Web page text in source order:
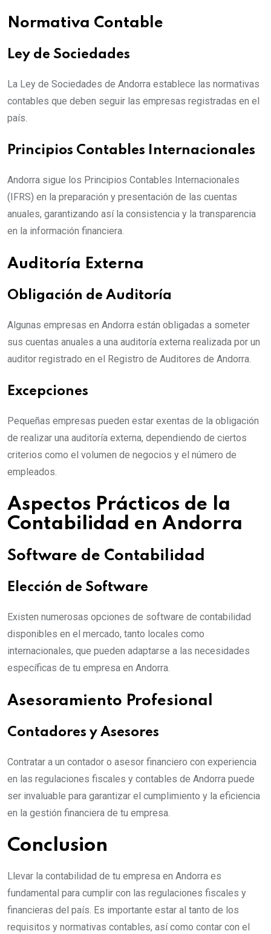
Normativa Contable
Ley de Sociedades
La Ley de Sociedades de Andorra establece las normativas
contables que deben seguir las empresas registradas en el
país.
Principios Contables Internacionales
Andorra sigue los Principios Contables Internacionales
(IFRS) en la preparación y presentación de las cuentas
anuales, garantizando así la consistencia y la transparencia
en la información financiera.
Auditoría Externa
Obligación de Auditoría
Algunas empresas en Andorra están obligadas a someter
sus cuentas anuales a una auditoría externa realizada por un
auditor registrado en el Registro de Auditores de Andorra.
Excepciones
Pequeñas empresas pueden estar exentas de la obligación
de realizar una auditoría externa, dependiendo de ciertos
criterios como el volumen de negocios y el número de
empleados.
Aspectos Prácticos de la
Contabilidad en Andorra
Software de Contabilidad
Elección de Software
Existen numerosas opciones de software de contabilidad
disponibles en el mercado, tanto locales como
internacionales, que pueden adaptarse a las necesidades
específicas de tu empresa en Andorra.
Asesoramiento Profesional
Contadores y Asesores
Contratar a un contador o asesor financiero con experiencia
en las regulaciones fiscales y contables de Andorra puede
ser invaluable para garantizar el cumplimiento y la eficiencia
en la gestión financiera de tu empresa.
Conclusion
Llevar la contabilidad de tu empresa en Andorra es
fundamental para cumplir con las regulaciones fiscales y
financieras del país. Es importante estar al tanto de los
requisitos y normativas contables, así como contar con el